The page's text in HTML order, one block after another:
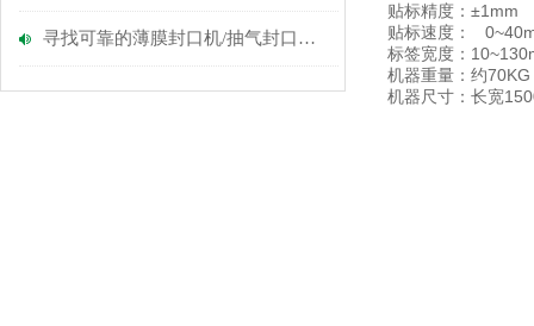
寻找可靠的薄膜封口机/抽气封口机/铝箔封口机供应商？上海阿依为您提供一站式解决方案
贴标精度：±1mm
贴标速度：
标签宽度：
机器重量：约70KG
机器尺寸：长宽